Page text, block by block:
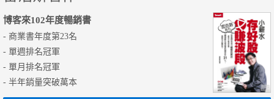
博客來102年度暢銷書
- 商業書年度第23名
- 單週排名冠軍
- 單月排名冠軍
- 半年銷量突破萬本